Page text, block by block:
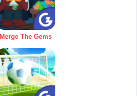
Merge The Gems